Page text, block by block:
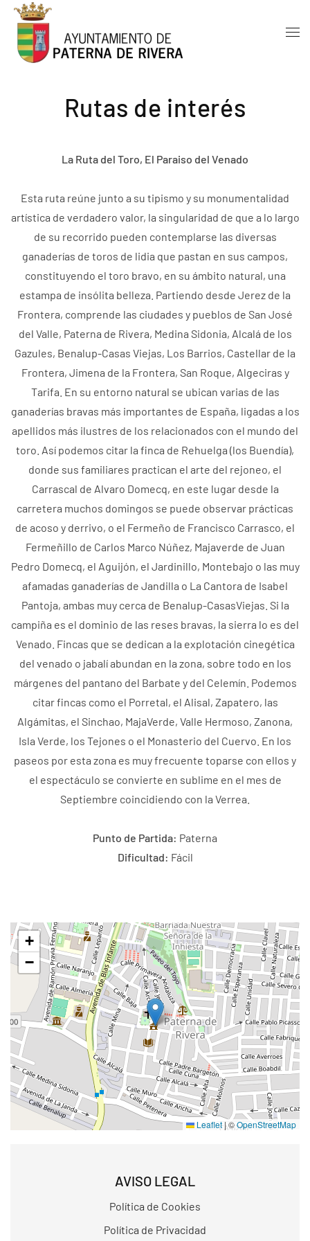
Skip to main content
Rutas de interés
La Ruta del Toro, El Paraiso del Venado
Esta ruta reúne junto a su tipismo y su monumentalidad
artística de verdadero valor, la singularidad de que a lo largo
de su recorrido pueden contemplarse las diversas
ganaderías de toros de lidia que pastan en sus campos,
constituyendo el toro bravo, en su ámbito natural, una
estampa de insólita belleza. Partiendo desde Jerez de la
Frontera, comprende las ciudades y pueblos de San José
del Valle, Paterna de Rivera, Medina Sidonia, Alcalá de los
Gazules, Benalup-Casas Viejas, Los Barrios, Castellar de la
Frontera, Jimena de la Frontera, San Roque, Algeciras y
Tarifa. En su entorno natural se ubican varias de las
ganaderías bravas más importantes de España, ligadas a los
apellidos más ilustres de los relacionados con el mundo del
toro. Así podemos citar la finca de Rehuelga (los Buendía),
donde sus familiares practican el arte del rejoneo, el
Carrascal de Alvaro Domecq, en este lugar desde la
carretera muchos domingos se puede observar prácticas
de acoso y derrivo, o el Fermeño de Francisco Carrasco, el
Fermeñillo de Carlos Marco Núñez, Majaverde de Juan
Pedro Domecq, el Aguijón, el Jardinillo, Montebajo o las muy
afamadas ganaderías de Jandilla o La Cantora de Isabel
Pantoja, ambas muy cerca de Benalup-CasasViejas. Si la
campiña es el dominio de las reses bravas, la sierra lo es del
Venado. Fincas que se dedican a la explotación cinegética
del venado o jabalí abundan en la zona, sobre todo en los
márgenes del pantano del Barbate y del Celemín. Podemos
citar fincas como el Porretal, el Alisal, Zapatero, las
Algámitas, el Sinchao, MajaVerde, Valle Hermoso, Zanona,
Isla Verde, los Tejones o el Monasterio del Cuervo. En los
paseos por esta zona es muy frecuente toparse con ellos y
el espectáculo se convierte en sublime en el mes de
Septiembre coincidiendo con la Verrea.
Punto de Partida: Paterna
Dificultad: Fácil
+
−
Leaflet |©OpenStreetMap
AVISO LEGAL
Política de Cookies
Política de Privacidad